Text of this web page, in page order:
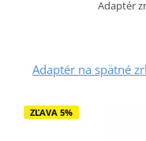
Adaptér
Adaptér na spätné
ZĽAVA 5%